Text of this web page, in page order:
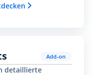
Add-on
detaillierte